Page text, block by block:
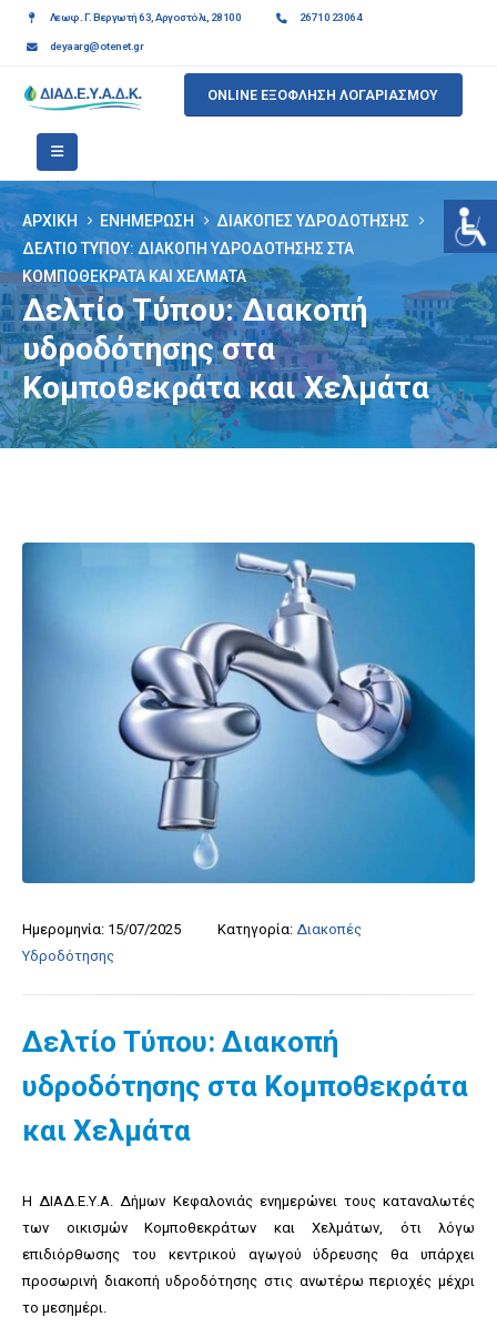
Λεωφ. Γ. Βεργωτή 63, Αργοστόλι, 28100 26710 23064
deyaarg@otenet.gr
ONLINE ΕΞΟΦΛΗΣΗ ΛΟΓΑΡΙΑΣΜΟΥ
ΑΡΧΙΚΉ ΕΝΗΜΈΡΩΣΗ
ΔΙΑΚΟΠΈΣ ΥΔΡΟΔΌΤΗΣΗΣ
ΔΕΛΤΊΟ ΤΎΠΟΥ: ΔΙΑΚΟΠΉ ΥΔΡΟΔΌΤΗΣΗΣ ΣΤΑ
ΚΟΜΠΟΘΕΚΡΆΤΑ ΚΑΙ ΧΕΛΜΆΤΑ
Δελτίο Τύπου: Διακοπή
υδροδότησης στα
Κομποθεκράτα και Χελμάτα
Ημερομηνία: 15/07/2025 Κατηγορία: Διακοπές
Υδροδότησης
Δελτίο Τύπου: Διακοπή
υδροδότησης στα Κομποθεκράτα
και Χελμάτα
Η ΔΙΑΔ.Ε.Υ.Α. Δήμων Κεφαλονιάς ενημερώνει τους καταναλωτές
των οικισμών Κομποθεκράτων και Χελμάτων, ότι λόγω
επιδιόρθωσης του κεντρικού αγωγού ύδρευσης θα υπάρχει
προσωρινή διακοπή υδροδότησης στις ανωτέρω περιοχές μέχρι
το μεσημέρι.